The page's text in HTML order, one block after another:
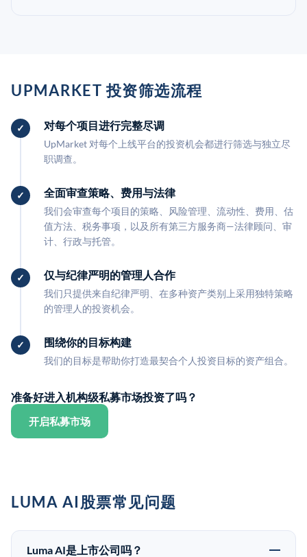
UPMARKET 投资筛选流程
对每个项目进行完整尽调
UpMarket 对每个上线平台的投资机会都进行筛选与独立尽
职调查。
全面审查策略、费用与法律
我们会审查每个项目的策略、风险管理、流动性、费用、估
值方法、税务事项，以及所有第三方服务商—法律顾问、审
计、行政与托管。
仅与纪律严明的管理人合作
我们只提供来自纪律严明、在多种资产类别上采用独特策略
的管理人的投资机会。
围绕你的目标构建
我们的目标是帮助你打造最契合个人投资目标的资产组合。
准备好进入机构级私募市场投资了吗？
开启私募市场
LUMA AI股票常见问题
Luma AI是上市公司吗？